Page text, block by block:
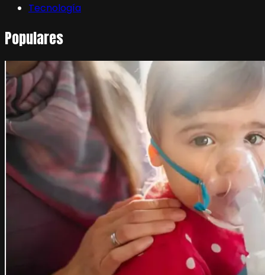
Tecnología
Populares